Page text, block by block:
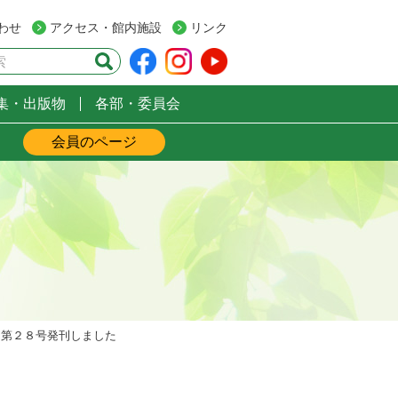
せ アクセス・館内施設 リンク
検索
・出版物 各部・委員会
会員のページ
２８号発刊しました